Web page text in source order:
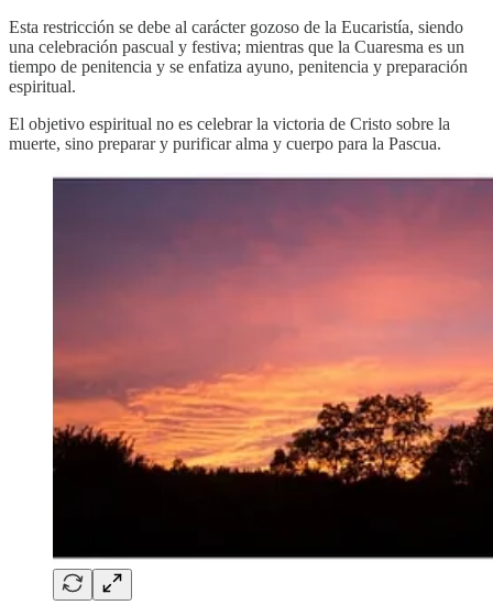
Esta restricción se debe al carácter gozoso de la Eucaristía, siendo
una celebración pascual y festiva; mientras que la Cuaresma es un
tiempo de penitencia y se enfatiza ayuno, penitencia y preparación
espiritual.
El objetivo espiritual no es celebrar la victoria de Cristo sobre la
muerte, sino preparar y purificar alma y cuerpo para la Pascua.